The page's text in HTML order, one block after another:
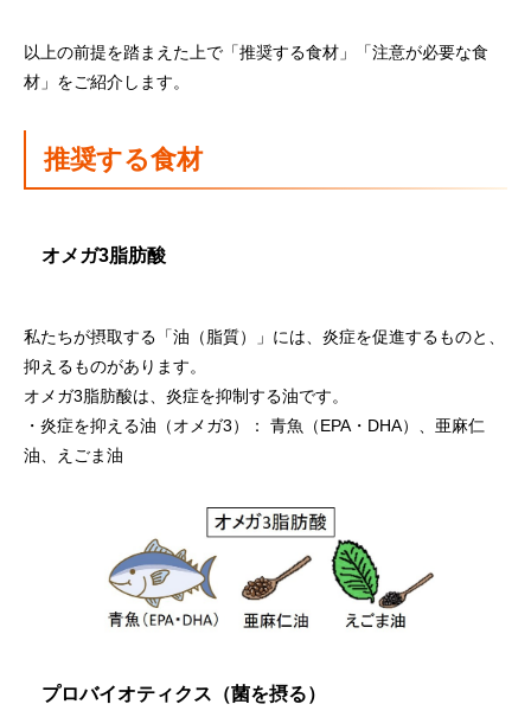
以上の前提を踏まえた上で「推奨する食材」「注意が必要な食
材」をご紹介します。
推奨する食材
オメガ3脂肪酸
私たちが摂取する「油（脂質）」には、炎症を促進するものと、
抑えるものがあります。
オメガ3脂肪酸は、炎症を抑制する油です。
・炎症を抑える油（オメガ3）： 青魚（EPA・DHA）、亜麻仁
油、えごま油
プロバイオティクス（菌を摂る）